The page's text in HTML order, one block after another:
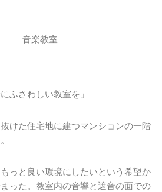
音楽教室
ふさわしい教室を」
けた住宅地に建つマンションの一階
っと良い環境にしたいという希望か
った。教室内の音響と遮音の面での